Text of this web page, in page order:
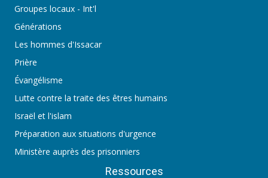
Groupes locaux - Int'l
Générations
Les hommes d'Issacar
Prière
Évangélisme
Lutte contre la traite des êtres humains
Israël et l'islam
Préparation aux situations d'urgence
Ministère auprès des prisonniers
Ressources